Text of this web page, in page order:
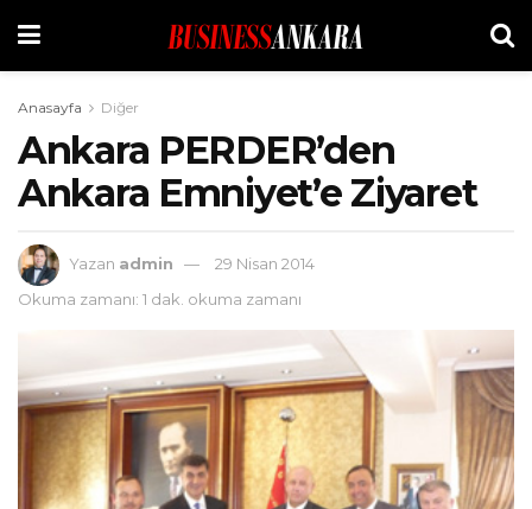
Anasayfa Diğer
Ankara PERDER’den
Ankara Emniyet’e Ziyaret
Yazan admin
29 Nisan 2014
Okuma zamanı: 1 dak. okuma zamanı